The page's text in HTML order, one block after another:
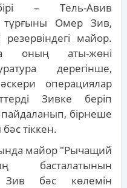
– Тель-Авив
тұрғыны Омер Зив,
майор.
оның аты-жөні
дерегінше,
операциялар
Зивке беріп
пайдаланып, бірнеше
тіккен.
майор "Рычащий
басталатынын
Зив бәс көлемін